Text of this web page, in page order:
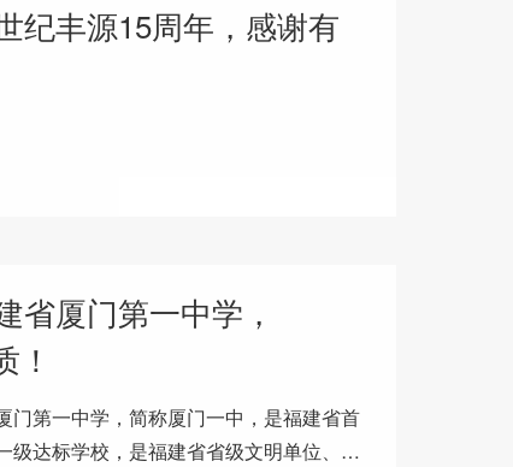
纪丰源15周年，感谢有
省厦门第一中学，
！
门第一中学，简称厦门一中，是福建省首
级达标学校，是福建省省级文明单位、第